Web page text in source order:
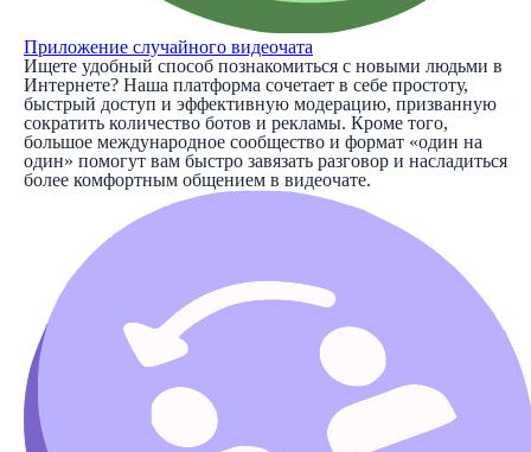
Приложение случайного видеочата
Ищете удобный способ познакомиться с новыми людьми в
Интернете? Наша платформа сочетает в себе простоту,
быстрый доступ и эффективную модерацию, призванную
сократить количество ботов и рекламы. Кроме того,
большое международное сообщество и формат «один на
один» помогут вам быстро завязать разговор и насладиться
более комфортным общением в видеочате.